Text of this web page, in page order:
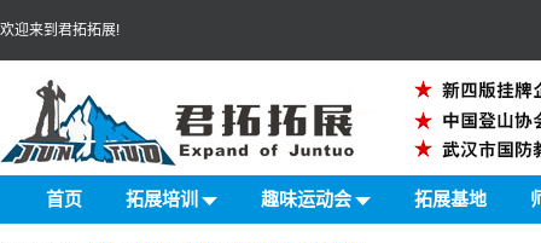
欢迎来到君拓拓展!
首页 拓展培训 趣味运动会 拓展基地